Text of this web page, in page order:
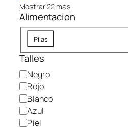
Mostrar 22 más
Alimentacion
l
i
m
e
n
t
a
Pilas
Talles
C
o
l
o
r
Negro
Rojo
Blanco
Azul
Piel